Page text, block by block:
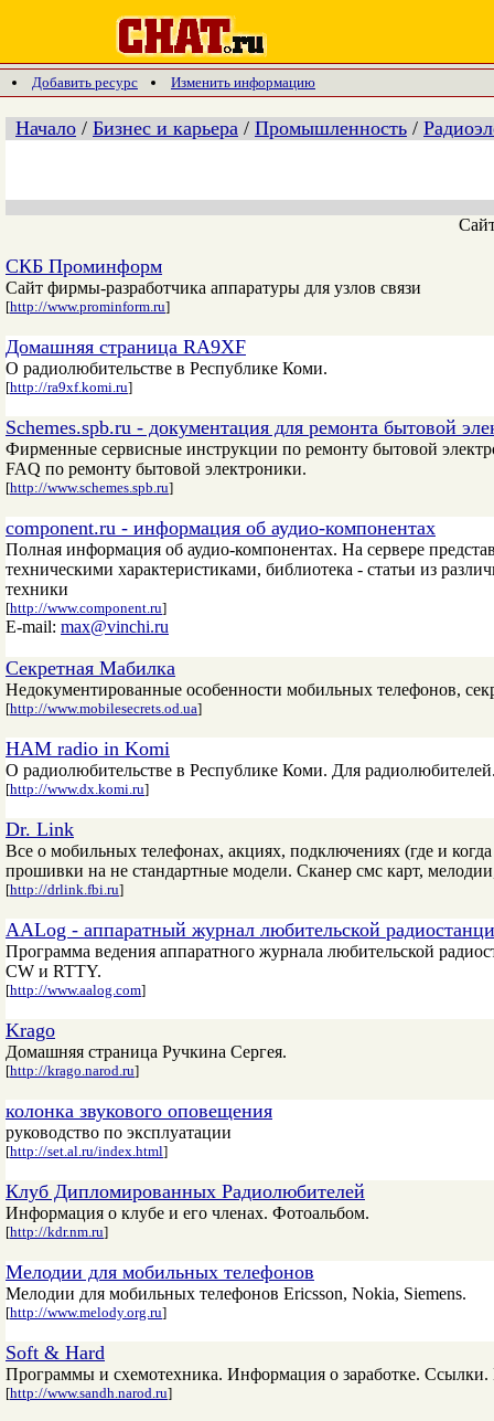
Добавить ресурс Изменить информацию
Начало / Бизнес и карьера / Промышленность /
СКБ Проминформ
Сайт фирмы-разработчика аппаратуры для узлов связи
[http://www.prominform.ru]
Домашняя страница RA9XF
О радиолюбительстве в Республике Коми.
[http://ra9xf.komi.ru]
Schemes.spb.ru - документация для ремонта бытовой
Фирменные сервисные инструкции по ремонту бытовой
FAQ по ремонту бытовой электроники.
[http://www.schemes.spb.ru]
component.ru - информация об аудио-компонентах
Полная информация об аудио-компонентах. На сервере
техническими характеристиками, библиотека - статьи из
техники
[http://www.component.ru]
E-mail: max@vinchi.ru
Секретная Мабилка
Недокументированные особенности мобильных телефонов,
[http://www.mobilesecrets.od.ua]
HAM radio in Komi
О радиолюбительстве в Республике Коми. Для
[http://www.dx.komi.ru]
Dr. Link
Все о мобильных телефонах, акциях, подключениях (где и
прошивки на не стандартные модели. Сканер смс карт,
[http://drlink.fbi.ru]
AALog - аппаратный журнал любительской
Программа ведения аппаратного журнала любительской
CW и RTTY.
[http://www.aalog.com]
Krago
Домашняя страница Ручкина Сергея.
[http://krago.narod.ru]
колонка звукового оповещения
руководство по эксплуатации
[http://set.al.ru/index.html]
Клуб Дипломированных Радиолюбителей
Информация о клубе и его членах. Фотоальбом.
[http://kdr.nm.ru]
Мелодии для мобильных телефонов
Мелодии для мобильных телефонов Ericsson, Nokia, Siemens.
[http://www.melody.org.ru]
Soft & Hard
Программы и схемотехника. Информация о заработке.
[http://www.sandh.narod.ru]